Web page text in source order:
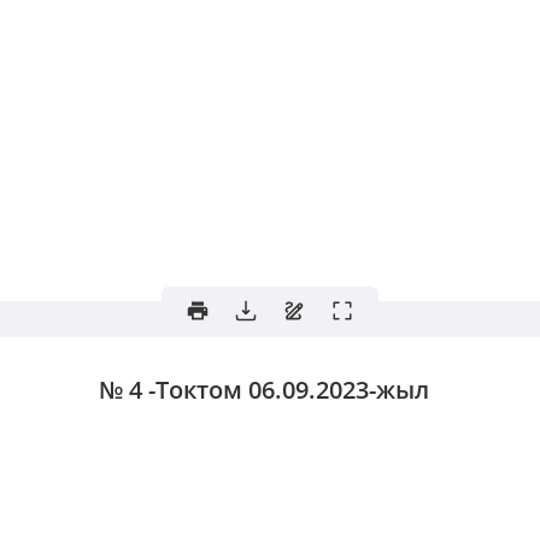
№ 4 -Токтом 06.09.2023-жыл